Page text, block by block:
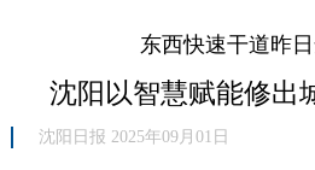
东西快速干道昨
沈阳以智慧赋能修出
沈阳日报 2025年09月01日